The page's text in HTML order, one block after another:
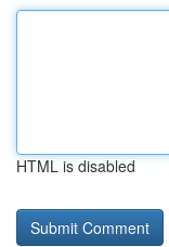
HTML is disabled